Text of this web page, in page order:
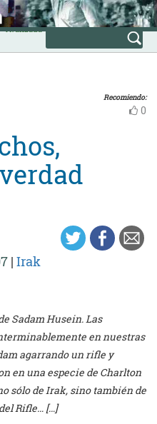
Avanzada
Recomiendo:
0
| Irak
Sadam Husein. Las
en nuestras
agarrando un rifle y
en una especie de Charlton
sólo de Irak, sino también de
Rifle… […]